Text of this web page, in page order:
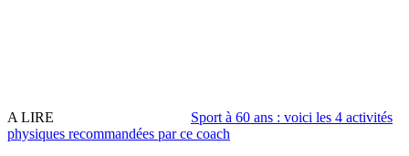
A LIRE
Sport à 60 ans : voici les 4 activités
physiques recommandées par ce coach